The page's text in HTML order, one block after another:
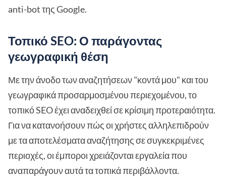
anti-bot της Google.
Τοπικό SEO: Ο παράγοντας
γεωγραφική θέση
Με την άνοδο των αναζητήσεων "κοντά μου" και του
γεωγραφικά προσαρμοσμένου περιεχομένου, το
τοπικό SEO έχει αναδειχθεί σε κρίσιμη προτεραιότητα.
Για να κατανοήσουν πώς οι χρήστες αλληλεπιδρούν
με τα αποτελέσματα αναζήτησης σε συγκεκριμένες
περιοχές, οι έμποροι χρειάζονται εργαλεία που
αναπαράγουν αυτά τα τοπικά περιβάλλοντα.